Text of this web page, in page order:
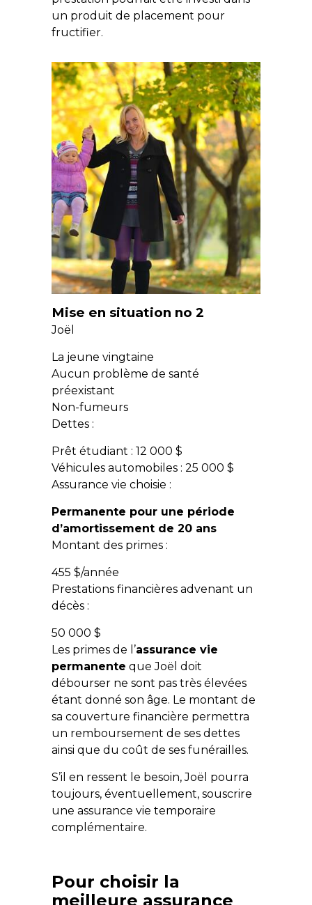
un produit de placement pour
fructifier.
Mise en situation no 2
Joël
La jeune vingtaine
Aucun problème de santé
préexistant
Non-fumeurs
Dettes :
Prêt étudiant : 12 000 $
Véhicules automobiles : 25 000 $
Assurance vie choisie :
Permanente pour une période
d’amortissement de 20 ans
Montant des primes :
455 $/année
Prestations financières advenant un
décès :
50 000 $
Les primes de l’assurance vie
permanente que Joël doit
débourser ne sont pas très élevées
étant donné son âge. Le montant de
sa couverture financière permettra
un remboursement de ses dettes
ainsi que du coût de ses funérailles.
S’il en ressent le besoin, Joël pourra
toujours, éventuellement, souscrire
une assurance vie temporaire
complémentaire.
Pour choisir la
meilleure assurance